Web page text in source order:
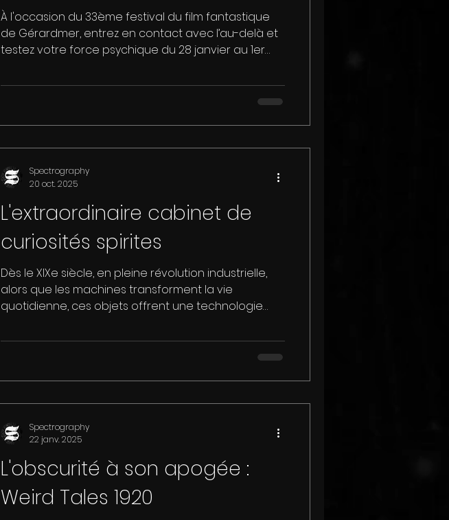
À l'occasion du 33ème festival du film fantastique
de Gérardmer, entrez en contact avec l’au-delà et
testez votre force psychique du 28 janvier au 1er
L'extraordinaire cabinet de
curiosités spirites
Dès le XIXe siècle, en pleine révolution industrielle,
alors que les machines transforment la vie
quotidienne, ces objets offrent une technologie
mécanique.
Spectrography
20 oct. 2025
L'obscurité à son apogée :
Weird Tales 1920
Spectrography
22 janv. 2025